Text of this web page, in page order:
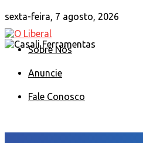
sexta-feira, 7 agosto, 2026
Sobre Nós
Anuncie
Fale Conosco